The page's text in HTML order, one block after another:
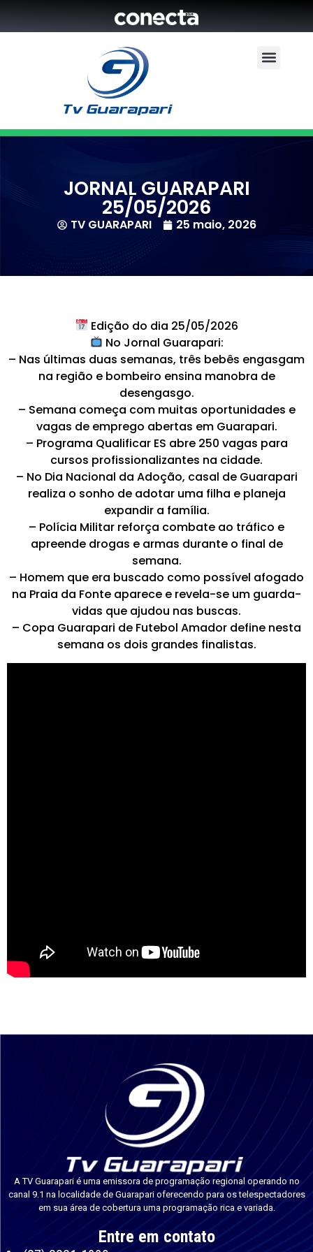
JORNAL GUARAPARI
25/05/2026
TV GUARAPARI 25 maio, 2026
Edição do dia 25/05/2026
No Jornal Guarapari:
– Nas últimas duas semanas, três bebês engasgam
na região e bombeiro ensina manobra de
desengasgo.
– Semana começa com muitas oportunidades e
vagas de emprego abertas em Guarapari.
– Programa Qualificar ES abre 250 vagas para
cursos profissionalizantes na cidade.
– No Dia Nacional da Adoção, casal de Guarapari
realiza o sonho de adotar uma filha e planeja
expandir a família.
– Polícia Militar reforça combate ao tráfico e
apreende drogas e armas durante o final de
semana.
– Homem que era buscado como possível afogado
na Praia da Fonte aparece e revela-se um guarda-
vidas que ajudou nas buscas.
– Copa Guarapari de Futebol Amador define nesta
semana os dois grandes finalistas.
A TV Guarapari é uma emissora de programação regional operando no
canal 9.1 na localidade de Guarapari oferecendo para os telespectadores
em sua área de cobertura uma programação rica e variada.
Entre em contato